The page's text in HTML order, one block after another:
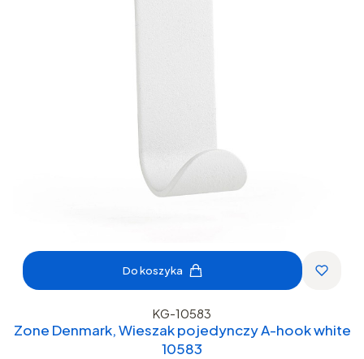
Do koszyka
KG-10583
Zone Denmark, Wieszak pojedynczy A-hook white
10583